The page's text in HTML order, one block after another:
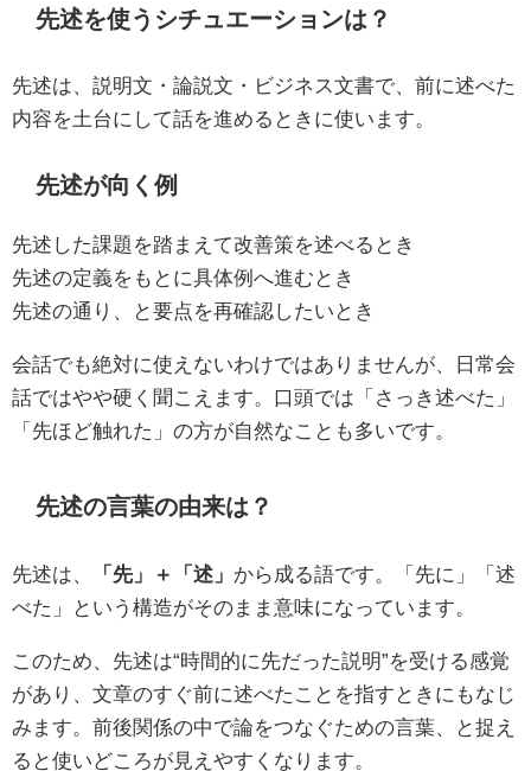
先述を使うシチュエーションは？
先述は、説明文・論説文・ビジネス文書で、前に述べた
内容を土台にして話を進めるときに使います。
先述が向く例
先述した課題を踏まえて改善策を述べるとき
先述の定義をもとに具体例へ進むとき
先述の通り、と要点を再確認したいとき
会話でも絶対に使えないわけではありませんが、日常会
話ではやや硬く聞こえます。口頭では「さっき述べた」
「先ほど触れた」の方が自然なことも多いです。
先述の言葉の由来は？
先述は、 「先」＋「述」 から成る語です。「先に」「述
べた」という構造がそのまま意味になっています。
このため、先述は“時間的に先だった説明”を受ける感覚
があり、文章のすぐ前に述べたことを指すときにもなじ
みます。前後関係の中で論をつなぐための言葉、と捉え
ると使いどころが見えやすくなります。